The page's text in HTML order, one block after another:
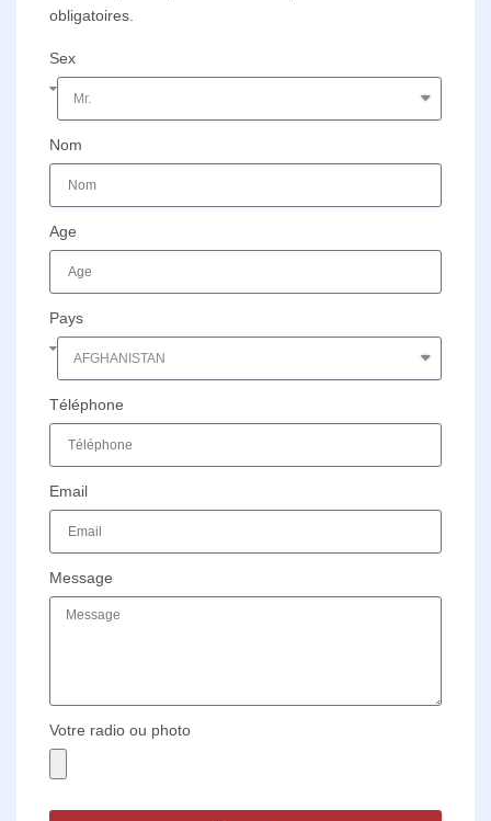
obligatoires.
Sex
Nom
Age
Pays
Téléphone
Email
Message
Votre radio ou photo